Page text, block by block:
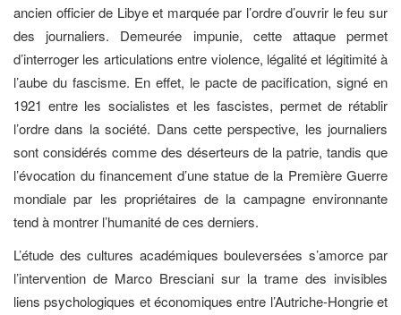
ancien officier de Libye et marquée par l’ordre d’ouvrir le feu sur
des journaliers. Demeurée impunie, cette attaque permet
d’interroger les articulations entre violence, légalité et légitimité à
l’aube du fascisme. En effet, le pacte de pacification, signé en
1921 entre les socialistes et les fascistes, permet de rétablir
l’ordre dans la société. Dans cette perspective, les journaliers
sont considérés comme des déserteurs de la patrie, tandis que
l’évocation du financement d’une statue de la Première Guerre
mondiale par les propriétaires de la campagne environnante
tend à montrer l’humanité de ces derniers.
L’étude des cultures académiques bouleversées s’amorce par
l’intervention de Marco Bresciani sur la trame des invisibles
liens psychologiques et économiques entre l’Autriche-Hongrie et